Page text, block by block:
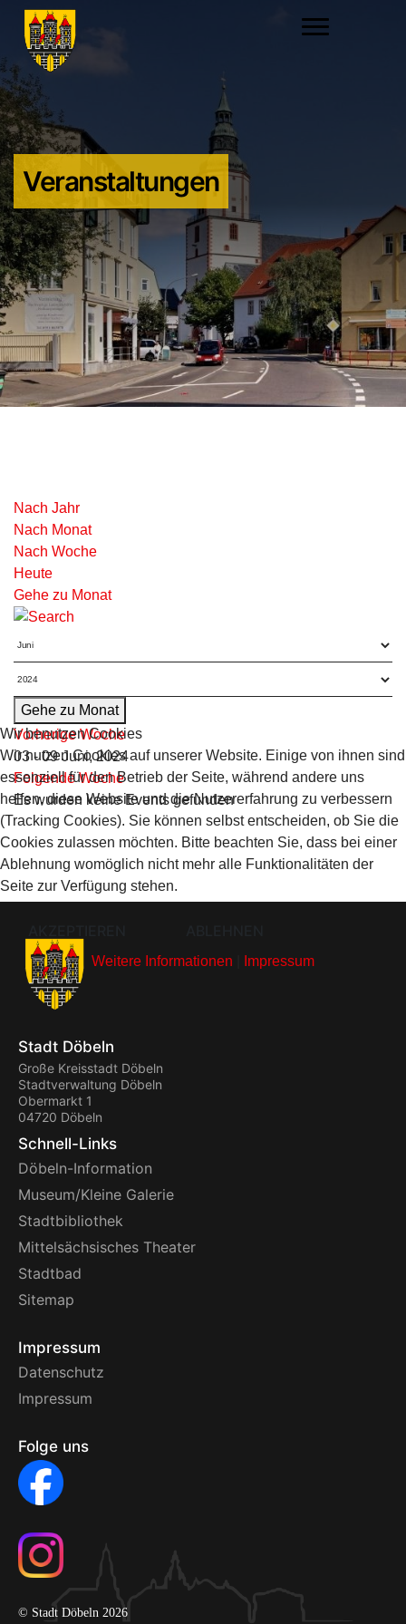
Veranstaltungen
Nach Jahr
Nach Monat
Nach Woche
Heute
Gehe zu Monat
Gehe zu Monat
Vorherige Woche
03 - 09 Juni, 2024
Folgende Woche
Es wurden keine Events gefunden
Stadt Döbeln
Große Kreisstadt Döbeln
Stadtverwaltung Döbeln
Obermarkt 1
04720 Döbeln
Schnell-Links
Döbeln-Information
Museum/Kleine Galerie
Stadtbibliothek
Mittelsächsisches Theater
Stadtbad
Sitemap
Impressum
Datenschutz
Impressum
Folge uns
© Stadt Döbeln 2026
Wir benutzen Cookies
Wir nutzen Cookies auf unserer Website. Einige von ihnen sind
essenziell für den Betrieb der Seite, während andere uns
helfen, diese Website und die Nutzererfahrung zu verbessern
(Tracking Cookies). Sie können selbst entscheiden, ob Sie die
Cookies zulassen möchten. Bitte beachten Sie, dass bei einer
Ablehnung womöglich nicht mehr alle Funktionalitäten der
Seite zur Verfügung stehen.
Weitere Informationen Impressum